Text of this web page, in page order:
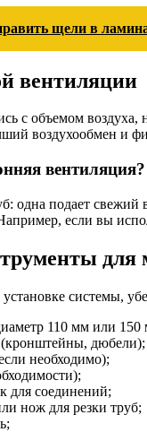
щели в
вентиляции
с объемом
воздухообмен и
вентиляция?
одна подает
если вы
для
системы,
110 мм или 150
дюбели);
необходимо);
для соединений;
нож для резки труб;